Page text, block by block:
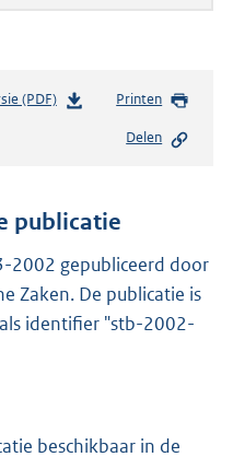
(PDF)b
n
s
r
o
:
Printen
Delen
publicatie
2002 gepubliceerd door
Zaken. De publicatie is
identifier "stb-2002-
beschikbaar in de